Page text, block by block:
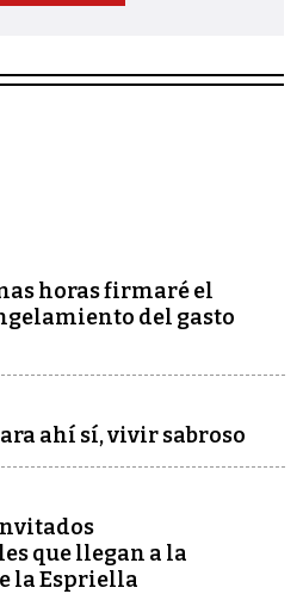
horas firmaré el
del gasto
ahí sí, vivir sabroso
que llegan a la
la Espriella